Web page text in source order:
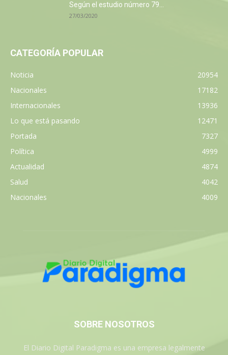
Según el estudio número 79...
27/03/2020
CATEGORÍA POPULAR
Noticia
20954
Nacionales
17182
Internacionales
13936
Lo que está pasando
12471
Portada
7327
Política
4999
Actualidad
4874
Salud
4042
Nacionales
4009
SOBRE NOSOTROS
El Diario Digital Paradigma es una empresa legalmente